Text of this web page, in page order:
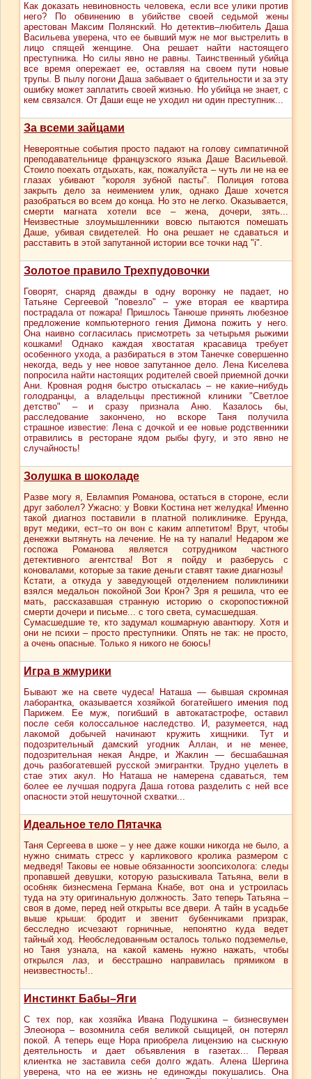
Как доказать невиновность человека, если все улики против
него? По обвинению в убийстве своей седьмой жены
арестован Максим Полянский. Но детектив–любитель Даша
Васильева уверена, что ее бывший муж не мог выстрелить в
лицо спящей женщине. Она решает найти настоящего
преступника. Но силы явно не равны. Таинственный убийца
все время опережает ее, оставляя на своем пути новые
трупы. В пылу погони Даша забывает о бдительности и за эту
ошибку может заплатить своей жизнью. Но убийца не знает, с
кем связался. От Даши еще не уходил ни один преступник...
За всеми зайцами
Невероятные события просто падают на голову симпатичной
преподавательнице французского языка Даше Васильевой.
Стоило поехать отдыхать, как, пожалуйста – чуть ли не на ее
глазах убивают "короля зубной пасты". Полиция готова
закрыть дело за неимением улик, однако Даше хочется
разобраться во всем до конца. Но это не легко. Оказывается,
смерти магната хотели все – жена, дочери, зять...
Неизвестные злоумышленники вовсю пытаются помешать
Даше, убивая свидетелей. Но она решает не сдаваться и
расставить в этой запутанной истории все точки над "i".
Золотое правило Трехпудовочки
Говорят, снаряд дважды в одну воронку не падает, но
Татьяне Сергеевой "повезло" – уже вторая ее квартира
пострадала от пожара! Пришлось Танюше принять любезное
предложение компьютерного гения Димона пожить у него.
Она наивно согласилась присмотреть за четырьмя рыжими
кошками! Однако каждая хвостатая красавица требует
особенного ухода, а разбираться в этом Танечке совершенно
некогда, ведь у нее новое запутанное дело. Лена Киселева
попросила найти настоящих родителей своей приемной дочки
Ани. Кровная родня быстро отыскалась – не какие–нибудь
голодранцы, а владельцы престижной клиники "Светлое
детство" – и сразу признала Аню. Казалось бы,
расследование закончено, но вскоре Таня получила
страшное известие: Лена с дочкой и ее новые родственники
отравились в ресторане ядом рыбы фугу, и это явно не
случайность!
Золушка в шоколаде
Разве могу я, Евлампия Романова, остаться в стороне, если
друг заболел? Ужасно: у Вовки Костина нет желудка! Именно
такой диагноз поставили в платной поликлинике. Ерунда,
врут медики, ест–то он вон с каким аппетитом! Врут, чтобы
денежки вытянуть на лечение. Не на ту напали! Недаром же
госпожа Романова является сотрудником частного
детективного агентства! Вот я пойду и разберусь с
коновалами, которые за такие деньги ставят такие диагнозы!
Кстати, а откуда у заведующей отделением поликлиники
взялся медальон покойной Зои Крон? Зря я решила, что ее
мать, рассказавшая странную историю о скоропостижной
смерти дочери и письме... с того света, сумасшедшая.
Сумасшедшие те, кто задумал кошмарную авантюру. Хотя и
они не психи – просто преступники. Опять не так: не просто,
а очень опасные. Только я никого не боюсь!
Игра в жмурики
Бывают же на свете чудеса! Наташа — бывшая скромная
лаборантка, оказывается хозяйкой богатейшего имения под
Парижем. Ее муж, погибший в автокатастрофе, оставил
после себя колоссальное наследство. И, разумеется, над
лакомой добычей начинают кружить хищники. Тут и
подозрительный дамский угодник Аллан, и не менее,
подозрительная некая Андре, и Жаклин — бесшабашная
дочь разбогатевшей русской эмигрантки. Трудно уцелеть в
стае этих акул. Но Наташа не намерена сдаваться, тем
более ее лучшая подруга Даша готова разделить с ней все
опасности этой нешуточной схватки...
Идеальное тело Пятачка
Таня Сергеева в шоке – у нее даже кошки никогда не было, а
нужно снимать стресс у карликового кролика размером с
медведя! Таковы ее новые обязанности зоопсихолога: следы
пропавшей девушки, которую разыскивала Татьяна, вели в
особняк бизнесмена Германа Кнабе, вот она и устроилась
туда на эту оригинальную должность. Зато теперь Татьяна –
своя в доме, перед ней открыты все двери. А тайн в усадьбе
выше крыши: бродит и звенит бубенчиками призрак,
бесследно исчезают горничные, непонятно куда ведет
тайный ход. Необследованным осталось только подземелье,
но Таня узнала, на какой камень нужно нажать, чтобы
открылся лаз, и бесстрашно направилась прямиком в
неизвестность!..
Инстинкт Бабы–Яги
С тех пор, как хозяйка Ивана Подушкина – бизнесвумен
Элеонора – возомнила себя великой сыщицей, он потерял
покой. А теперь еще Нора приобрела лицензию на сыскную
деятельность и дает объявления в газетах... Первая
клиентка не заставила себя долго ждать. Алена Шергина
уверена, что на ее жизнь не единожды покушались. Она